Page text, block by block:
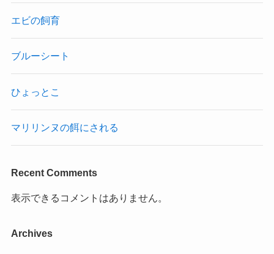
エビの飼育
ブルーシート
ひょっとこ
マリリンヌの餌にされる
Recent Comments
表示できるコメントはありません。
Archives